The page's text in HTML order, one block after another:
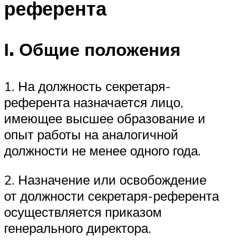
референта
І. Общие положения
1. На должность секретаря-
референта назначается лицо,
имеющее высшее образование и
опыт работы на аналогичной
должности не менее одного года.
2. Назначение или освобождение
от должности секретаря-референта
осуществляется приказом
генерального директора.